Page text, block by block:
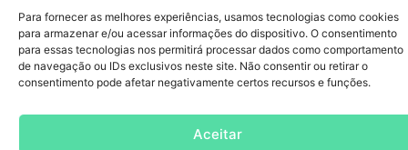
Para fornecer as melhores experiências, usamos tecnologias como cookies
para armazenar e/ou acessar informações do dispositivo. O consentimento
para essas tecnologias nos permitirá processar dados como comportamento
de navegação ou IDs exclusivos neste site. Não consentir ou retirar o
consentimento pode afetar negativamente certos recursos e funções.
Aceitar